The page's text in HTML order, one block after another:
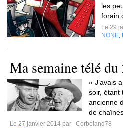
les
forain
Le 29
NONE
Ma semaine télé
« J’avais
soir, étant
ancienne
de
Le 27 janvier 2014 par
Corboland78